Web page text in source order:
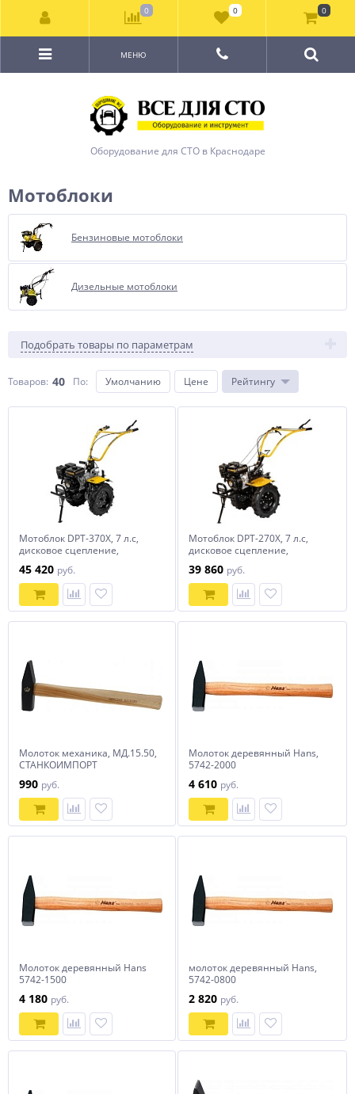
Оборудование для СТО в Краснодаре
МЕНЮ
Мотоблоки
Бензиновые мотоблоки
Дизельные мотоблоки
Подобрать товары по параметрам
Товаров: 40 По: Умолчанию Цене Рейтингу
Мотоблок DPT-370X, 7 л.с,
дисковое сцепление,
см, фрез 3 х 4, ВОМ,
передачи 3В/1Н Denzel
45 420 руб.
Мотоблок DPT-270X, 7 л.с,
дисковое сцепление,
фрез 3 х 4, ВОМ, передачи
2В/1Н Denzel
39 860 руб.
Молоток механика, МД.15.50,
СТАНКОИМПОРТ
990 руб.
Молоток деревянный Hans,
5742-2000
4 610 руб.
Молоток деревянный Hans
5742-1500
4 180 руб.
молоток деревянный Hans,
5742-0800
2 820 руб.
0 0 0